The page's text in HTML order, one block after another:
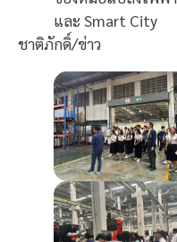
และ Smart City
ชาติภักดิ์/ข่าว